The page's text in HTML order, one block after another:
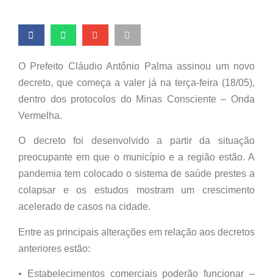
O Prefeito Cláudio Antônio Palma assinou um novo
decreto, que começa a valer já na terça-feira (18/05),
dentro dos protocolos do Minas Consciente – Onda
Vermelha.
O decreto foi desenvolvido a partir da situação
preocupante em que o município e a região estão. A
pandemia tem colocado o sistema de saúde prestes a
colapsar e os estudos mostram um crescimento
acelerado de casos na cidade.
Entre as principais alterações em relação aos decretos
anteriores estão:
• Estabelecimentos comerciais poderão funcionar –